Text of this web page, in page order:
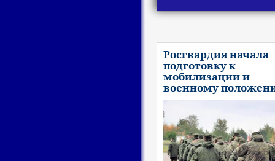
Росгвардия начала
подготовку к
мобилизации и
военному